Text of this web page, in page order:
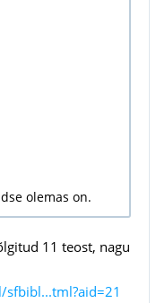
olemas on.
11 teost, nagu